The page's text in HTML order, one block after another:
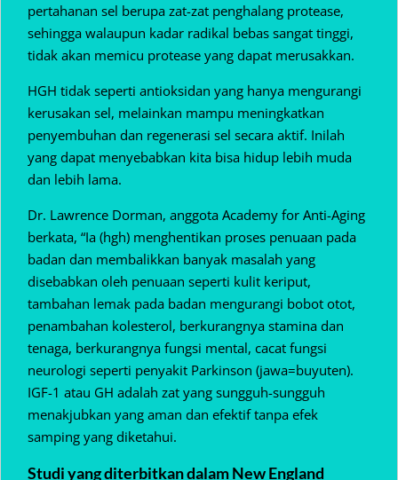
pertahanan sel berupa zat-zat penghalang protease,
sehingga walaupun kadar radikal bebas sangat tinggi,
tidak akan memicu protease yang dapat merusakkan.
HGH tidak seperti antioksidan yang hanya mengurangi
kerusakan sel, melainkan mampu meningkatkan
penyembuhan dan regenerasi sel secara aktif. Inilah
yang dapat menyebabkan kita bisa hidup lebih muda
dan lebih lama.
Dr. Lawrence Dorman, anggota Academy for Anti-Aging
berkata, “Ia (hgh) menghentikan proses penuaan pada
badan dan membalikkan banyak masalah yang
disebabkan oleh penuaan seperti kulit keriput,
tambahan lemak pada badan mengurangi bobot otot,
penambahan kolesterol, berkurangnya stamina dan
tenaga, berkurangnya fungsi mental, cacat fungsi
neurologi seperti penyakit Parkinson (jawa=buyuten).
IGF-1 atau GH adalah zat yang sungguh-sungguh
menakjubkan yang aman dan efektif tanpa efek
samping yang diketahui.
Studi yang diterbitkan dalam New England